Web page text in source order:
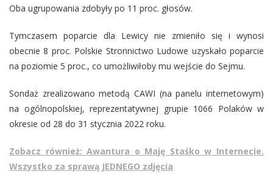
Oba ugrupowania zdobyły po 11 proc. głosów.
Tymczasem poparcie dla Lewicy nie zmieniło się i wynosi
obecnie 8 proc. Polskie Stronnictwo Ludowe uzyskało poparcie
na poziomie 5 proc., co umożliwiłoby mu wejście do Sejmu.
Sondaż zrealizowano metodą CAWI (na panelu internetowym)
na ogólnopolskiej, reprezentatywnej grupie 1066 Polaków w
okresie od 28 do 31 stycznia 2022 roku.
Zobacz również: Awantura o Maję Staśko w Internecie.
Wszystko za sprawą JEDNEGO zdjęcia